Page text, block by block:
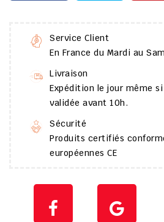
Service Client
En France du Mardi au
Livraison
Expédition le jour même
validée avant 10h.
Sécurité
Produits certifiés
européennes CE